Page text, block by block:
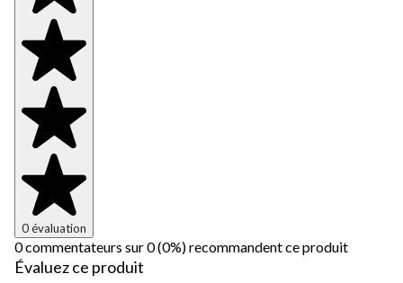
0 évaluation
0 commentateurs sur 0 (0%) recommandent ce produit
Évaluez ce produit